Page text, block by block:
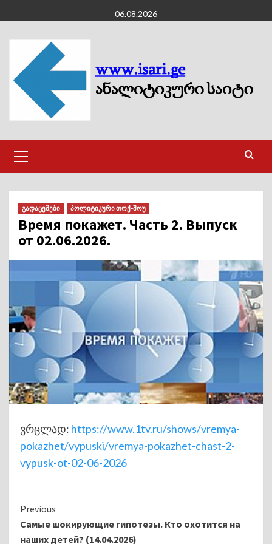
to
content
06.08.2026
Menu
გადაცემები პოლიტიკური თოქ-შოუ
Время покажет. Часть 2. Выпуск
от 02.06.2026.
ვრცლად: https://www.1tv.ru/shows/vremya-
pokazhet/vypuski/vremya-pokazhet-chast-2-
vypusk-ot-02-06-2026
Continue
Reading
Previous
Самые шокирующие гипотезы. Кто охотится на
наших детей? (14.04.2026)